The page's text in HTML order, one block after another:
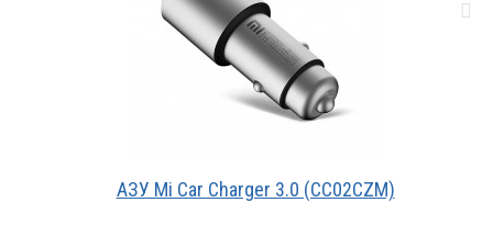
АЗУ Mi Car Charger 3.0 (CC02CZM)